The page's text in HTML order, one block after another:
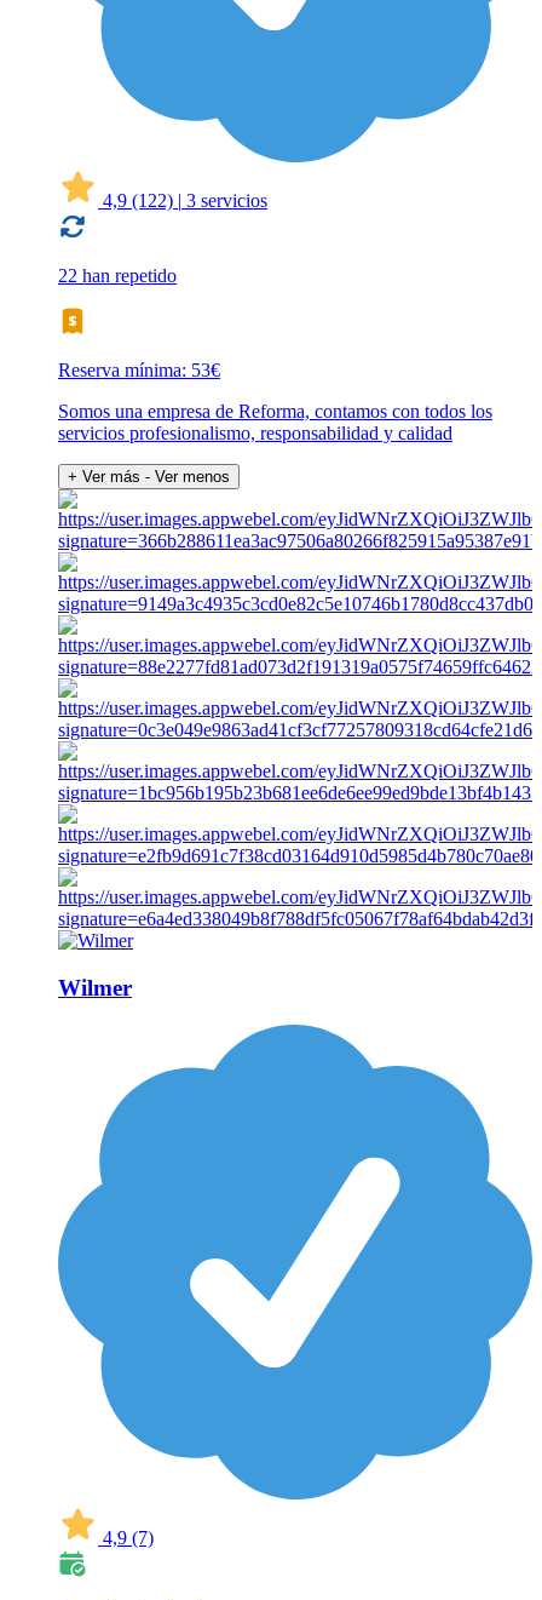
4,9 (122) | 3 servicios
22 han repetido
Reserva mínima: 53€
Somos una empresa de Reforma, contamos con todos los
servicios profesionalismo, responsabilidad y calidad
+ Ver más - Ver menos
Wilmer
4,9 (7)